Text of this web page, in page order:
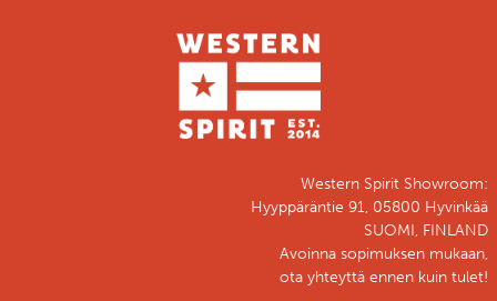
Western Spirit Showroom:
Hyyppäräntie 91, 05800 Hyvinkää
SUOMI, FINLAND
Avoinna sopimuksen mukaan,
ota yhteyttä ennen kuin tulet!